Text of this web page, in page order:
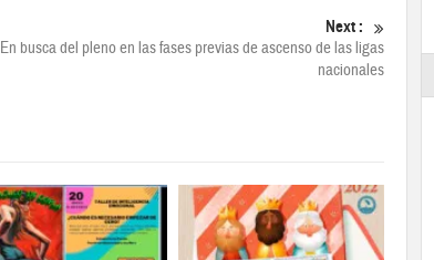
Next :
En busca del pleno en las fases previas de ascenso de las ligas
nacionales